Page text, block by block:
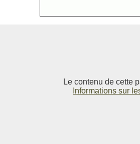
Le contenu de cette
Informations sur